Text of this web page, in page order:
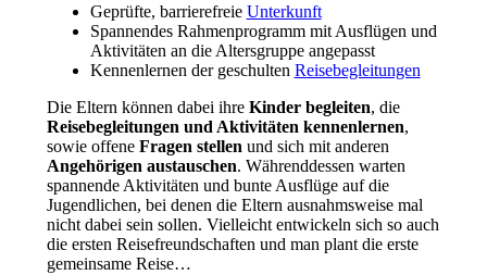
Geprüfte, barrierefreie Unterkunft
Spannendes Rahmenprogramm mit Ausflügen und
Aktivitäten an die Altersgruppe angepasst
Kennenlernen der geschulten Reisebegleitungen
Die Eltern können dabei ihreKinder begleiten, die
Reisebegleitungen und Aktivitäten kennenlernen,
sowie offene Fragen stellen und sich mit anderen
Angehörigen austauschen. Währenddessen warten
spannende Aktivitäten und bunte Ausflüge auf die
Jugendlichen, bei denen die Eltern ausnahmsweise mal
nicht dabei sein sollen. Vielleicht entwickeln sich so auch
die ersten Reisefreundschaften und man plant die erste
gemeinsame Reise…